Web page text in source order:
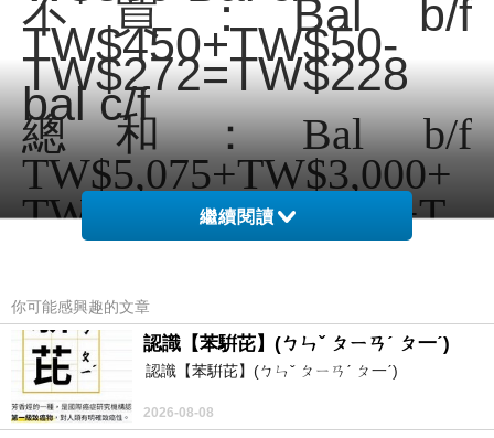
不買：Bal b/f
TW$450+TW$50-
TW$272=TW$228
bal c/f
總和：Bal b/f
TW$5,075+TW$3,000+
TW$900+TW$3,030+T
W$1,000+TW$90+TW$
330+TW$228=TW$13,6
53 Bal c/f
繼續閱讀
你可能感興趣的文章
認識【苯騈芘】(ㄅㄣˇ ㄆㄧㄢˊ ㄆ一ˊ)
認識【苯騈芘】(ㄅㄣˇ ㄆㄧㄢˊ ㄆ一ˊ)
2026-08-08